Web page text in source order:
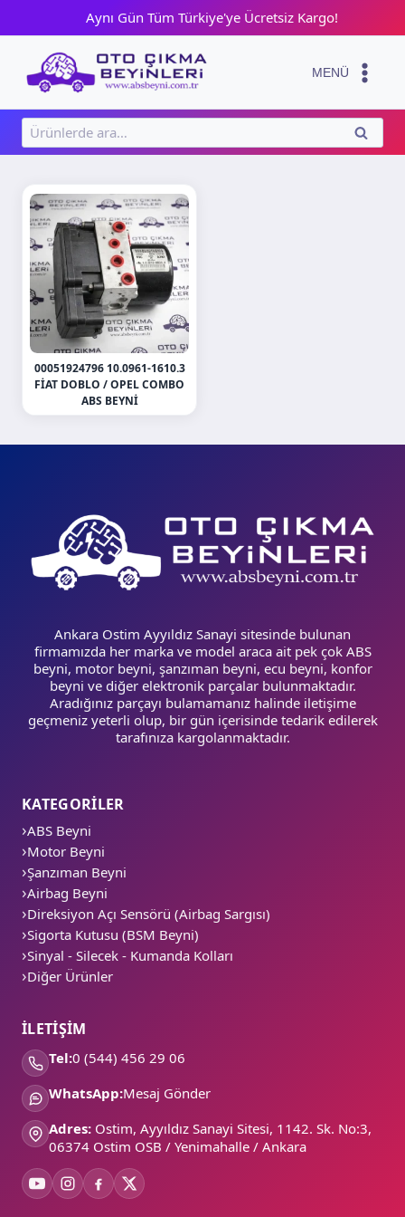
content
Aynı Gün Tüm Türkiye'ye Ücretsiz Kargo!
MENÜ
Ara:
ARA
00051924796 10.0961-1610.3
FIAT DOBLO / OPEL COMBO
ABS BEYNI
Ankara Ostim Ayyıldız Sanayi sitesinde bulunan
firmamızda her marka ve model araca ait pek çok ABS
beyni, motor beyni, şanzıman beyni, ecu beyni, konfor
beyni ve diğer elektronik parçalar bulunmaktadır.
Aradığınız parçayı bulamamanız halinde iletişime
geçmeniz yeterli olup, bir gün içerisinde tedarik edilerek
tarafınıza kargolanmaktadır.
KATEGORİLER
ABS Beyni
Motor Beyni
Şanzıman Beyni
Airbag Beyni
Direksiyon Açı Sensörü (Airbag Sargısı)
Sigorta Kutusu (BSM Beyni)
Sinyal - Silecek - Kumanda Kolları
Diğer Ürünler
İLETİŞİM
Tel:0 (544) 456 29 06
WhatsApp:Mesaj Gönder
Adres: Ostim, Ayyıldız Sanayi Sitesi, 1142. Sk. No:3,
06374 Ostim OSB / Yenimahalle / Ankara